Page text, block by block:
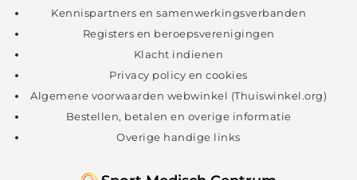
Kennispartners en samenwerkingsverbanden
Registers en beroepsverenigingen
Klacht indienen
Privacy policy en cookies
Algemene voorwaarden webwinkel (Thuiswinkel.org)
Bestellen, betalen en overige informatie
Overige handige links